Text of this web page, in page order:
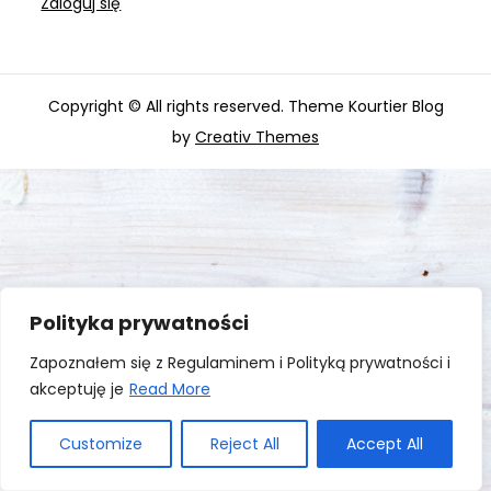
Polityka prywatności
Zapoznałem się z Regulaminem i Polityką prywatności i
akceptuję je Read More
Customize Reject All Accept All
Copyright © All rights reserved. Theme Kourtier Blog
by Creativ Themes